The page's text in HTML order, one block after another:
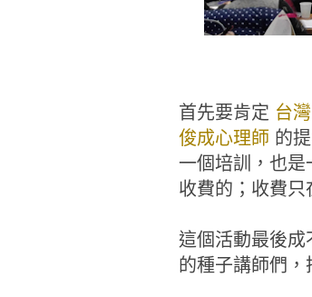
首先要肯定 台
俊成心理師 的
一個培訓，也
收費的；收費只
這個活動最後成
的種子講師們，